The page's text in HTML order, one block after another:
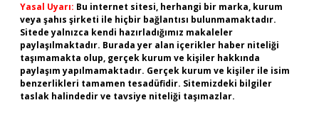
Yasal Uyarı: Bu internet sitesi, herhangi bir marka, kurum
veya şahıs şirketi ile hiçbir bağlantısı bulunmamaktadır.
Sitede yalnızca kendi hazırladığımız makaleler
paylaşılmaktadır. Burada yer alan içerikler haber niteliği
taşımamakta olup, gerçek kurum ve kişiler hakkında
paylaşım yapılmamaktadır. Gerçek kurum ve kişiler ile isim
benzerlikleri tamamen tesadüfidir. Sitemizdeki bilgiler
taslak halindedir ve tavsiye niteliği taşımazlar.